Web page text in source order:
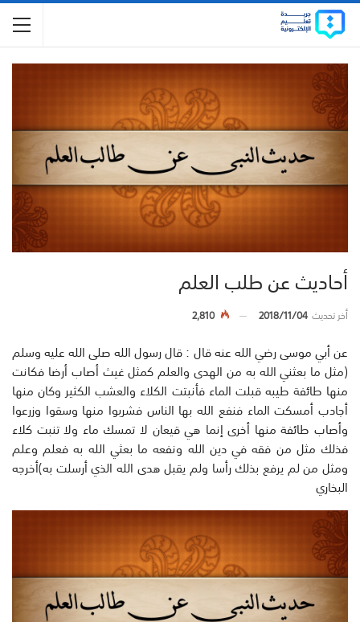
أحاديث عن طلب العلم
أخر تحديث2018/11/04
2,810
عن أبي موسى رضي الله عنه قال : قال رسول الله صلى الله عليه وسلم
(مثل ما بعثني الله به من الهدى والعلم كمثل غيث أصاب أرضا فكانت
منها طائفة طيبه قبلت الماء فأنبتت الكلاء والعشب الكثير وكان منها
أجادب أمسكت الماء فنفع الله بها الناس فشربوا منها وسقوا وزرعوا
وأصاب طائفة منها أخرى إنما هي قيعان لا تمسك ماء ولا تنبت كلاء
فذلك مثل من فقه في دين الله ونفعه ما بعثي الله به فعلم وعلم
ومثل من لم يرفع بذلك رأسا ولم يقبل هدى الله الذي أرسلت به)أخرجه
البخاري